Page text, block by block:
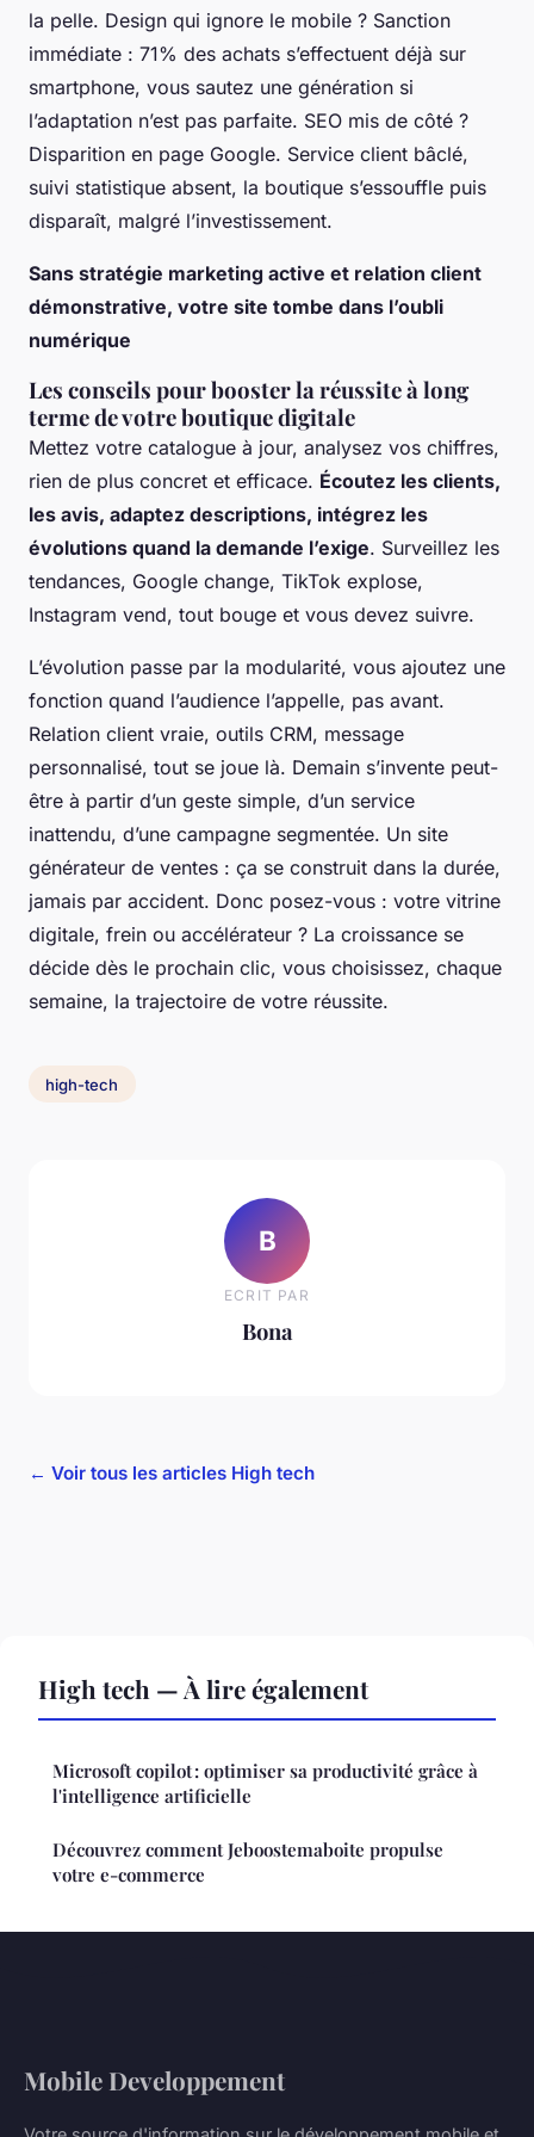
la pelle. Design qui ignore le mobile ? Sanction
immédiate : 71% des achats s’effectuent déjà sur
smartphone, vous sautez une génération si
l’adaptation n’est pas parfaite. SEO mis de côté ?
Disparition en page Google. Service client bâclé,
suivi statistique absent, la boutique s’essouffle puis
disparaît, malgré l’investissement.
Sans stratégie marketing active et relation client
démonstrative, votre site tombe dans l’oubli
numérique
Les conseils pour booster la réussite à long
terme de votre boutique digitale
Mettez votre catalogue à jour, analysez vos chiffres,
rien de plus concret et efficace. Écoutez les clients,
les avis, adaptez descriptions, intégrez les
évolutions quand la demande l’exige. Surveillez les
tendances, Google change, TikTok explose,
Instagram vend, tout bouge et vous devez suivre.
L’évolution passe par la modularité, vous ajoutez une
fonction quand l’audience l’appelle, pas avant.
Relation client vraie, outils CRM, message
personnalisé, tout se joue là. Demain s’invente peut-
être à partir d’un geste simple, d’un service
inattendu, d’une campagne segmentée. Un site
générateur de ventes : ça se construit dans la durée,
jamais par accident. Donc posez-vous : votre vitrine
digitale, frein ou accélérateur ? La croissance se
décide dès le prochain clic, vous choisissez, chaque
semaine, la trajectoire de votre réussite.
high-tech
B
ECRIT PAR
Bona
← Voir tous les articles High tech
High tech — À lire également
Microsoft copilot : optimiser sa productivité grâce à
l'intelligence artificielle
Découvrez comment Jeboostemaboite propulse
votre e-commerce
Mobile Developpement